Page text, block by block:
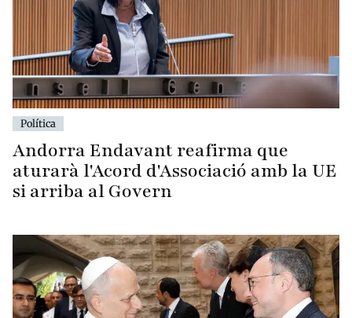
Política
Andorra Endavant reafirma que
aturarà l'Acord d'Associació amb la UE
si arriba al Govern